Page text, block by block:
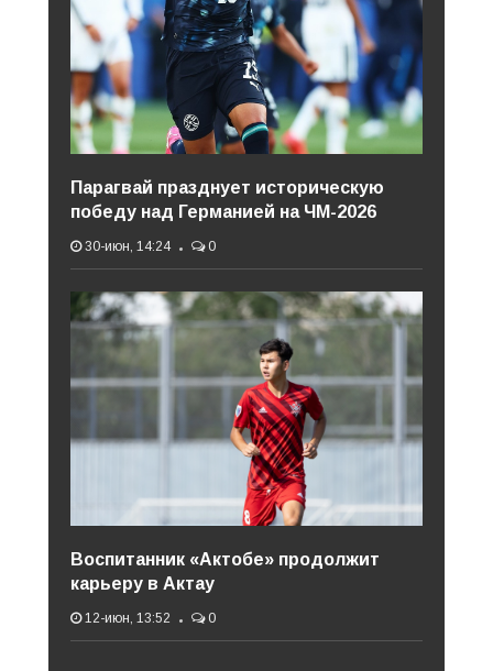
Парагвай празднует историческую
победу над Германией на ЧМ-2026
30-июн, 14:24 0
Воспитанник «Актобе» продолжит
карьеру в Актау
12-июн, 13:52 0